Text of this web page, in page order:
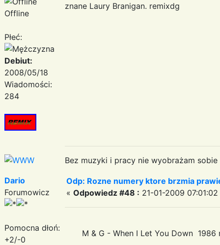
Offline
Płeć:
Debiut:
2008/05/18
Wiadomości:
284
znane Laury Branigan. remixdg
Bez muzyki i pracy nie wyobrażam sobie
Dario
Forumowicz
Pomocna dłoń:
+2/-0
Odp: Rozne numery ktore brzmia
« Odpowiedz #48 : 21-01-2009 07:01:02
M & G - When I Let You Down 1986